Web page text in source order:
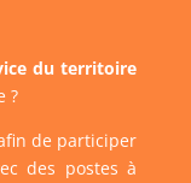
du territoire
?
de participer
des postes à